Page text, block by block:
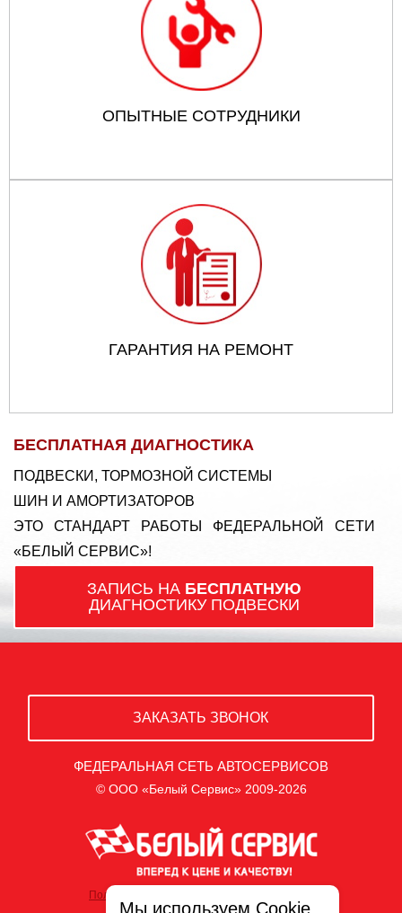
ОПЫТНЫЕ СОТРУДНИКИ
ГАРАНТИЯ НА РЕМОНТ
БЕСПЛАТНАЯ ДИАГНОСТИКА
ПОДВЕСКИ, ТОРМОЗНОЙ СИСТЕМЫ
ШИН И АМОРТИЗАТОРОВ
ЭТО СТАНДАРТ РАБОТЫ ФЕДЕРАЛЬНОЙ СЕТИ
«БЕЛЫЙ СЕРВИС»!
ЗАПИСЬ НА БЕСПЛАТНУЮ
ДИАГНОСТИКУ ПОДВЕСКИ
ЗАКАЗАТЬ ЗВОНОК
ФЕДЕРАЛЬНАЯ СЕТЬ АВТОСЕРВИСОВ
© ООО «Белый Сервис» 2009-2026
Политика обработки персональных данных
Мы используем Cookie